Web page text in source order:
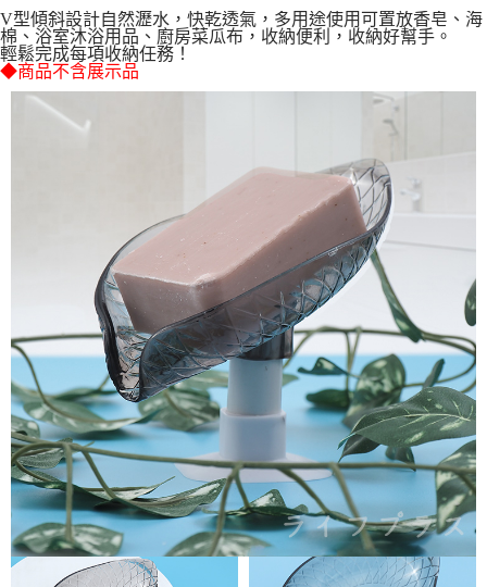
便利好安心！
１．簡單：不需註冊會員、不需綁卡、不需儲值。
２．便利：只要手機號碼，簡訊認證，即可結帳。
３．安心：先確認商品／服務後，再付款。
【「AFTEE先享後付」結帳流程】
１．於結帳方式選擇「AFTEE先享後付」後，將跳轉至「AFTEE先享後付」
２．訂單成立數日內，您將收到繳費通知簡訊。
３．收到繳費通知簡訊後14天內，點擊此簡訊中的連結，可透過四大超商／
ATM／網路銀行／等多元方式進行付款，方視為交易完成。
※ 請注意：結帳手續完成當下不需立刻繳費，但若您需要取消訂單，請聯絡
購買商品的店家。未經商家同意取消之訂單仍視為有效，需透過AFTEE先享
後付繳納相關費用。
※ 交易是否成功請以「AFTEE先享後付 」之結帳頁面顯示為準，若有關於
是否繳費成功／繳費後需取消欲退款等相關疑問，請聯繫「AFTEE先享後付
客戶支援中心」https://netprotections.freshdesk.com/support/home
【注意事項】
１．透過由恩沛科技股份有限公司提供之「AFTEE先享後付」服務完成之交
易，需依本服務之必要範圍內提供個人資料，並將交易相關給付款項請求債
權轉讓予恩沛科技股份有限公司。
２．關於個人資料處理事宜，請瀏覽以下網址：
https://aftee.tw/terms/#terms3
３．未成年的使用者請事先徵得法定代理人或監護人之同意方可使用
「AFTEE先享後付」，若未經同意申辦者引起之損失，本公司不負相關責
４．使用「AFTEE先享後付」時，將依據個別帳號之用戶狀況，依本公司即
時審查核予不同之上限額度；若仍有額度不足之情形，本公司將視審查結果
請求用戶進行身份認證。
貨到付款
運送方式
全家取貨付款三天後到
每筆NT$100，滿NT$1,000(含以上)免運費
7-11取貨付款三天
每筆NT$60，滿NT$490(含以上)免運費
7-11離島取貨付款
每筆NT$100，滿NT$1,000(含以上)免運費
本島宅配1~2天後到
每筆NT$80，滿NT$490(含以上)免運費
外島宅配
每筆NT$150，滿NT$3,000(含以上)免運費
貨到付款
每筆NT$150，滿NT$3,000(含以上)免運費
V型傾斜設計自然瀝水，快乾透氣，多用途使用可置放香皂、海
棉、浴室沐浴用品、廚房菜瓜布，收納便利，收納好幫手。
輕鬆完成每項收納任務！
◆商品不含展示品